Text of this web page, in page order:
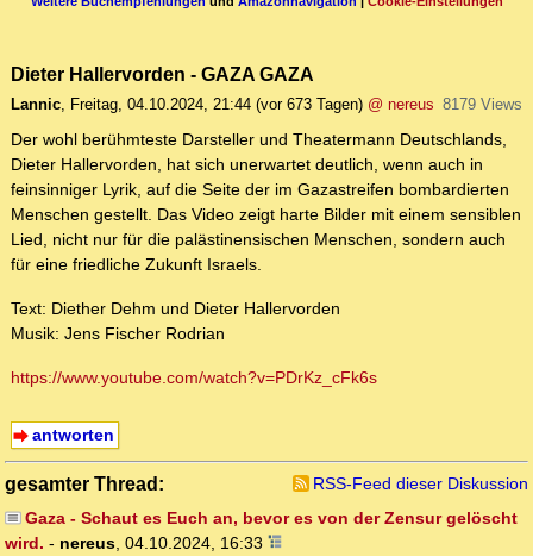
Dieter Hallervorden - GAZA GAZA
Lannic, Freitag, 04.10.2024, 21:44 (vor 673 Tagen) @ nereus 8179 Views
Der wohl berühmteste Darsteller und Theatermann Deutschlands,
Dieter Hallervorden, hat sich unerwartet deutlich, wenn auch in
feinsinniger Lyrik, auf die Seite der im Gazastreifen bombardierten
Menschen gestellt. Das Video zeigt harte Bilder mit einem sensiblen
Lied, nicht nur für die palästinensischen Menschen, sondern auch
für eine friedliche Zukunft Israels.
Text: Diether Dehm und Dieter Hallervorden
Musik: Jens Fischer Rodrian
https://www.youtube.com/watch?v=PDrKz_cFk6s
antworten
gesamter Thread:
RSS-Feed dieser Diskussion
Gaza - Schaut es Euch an, bevor es von der Zensur gelöscht
wird. - nereus, 04.10.2024, 16:33